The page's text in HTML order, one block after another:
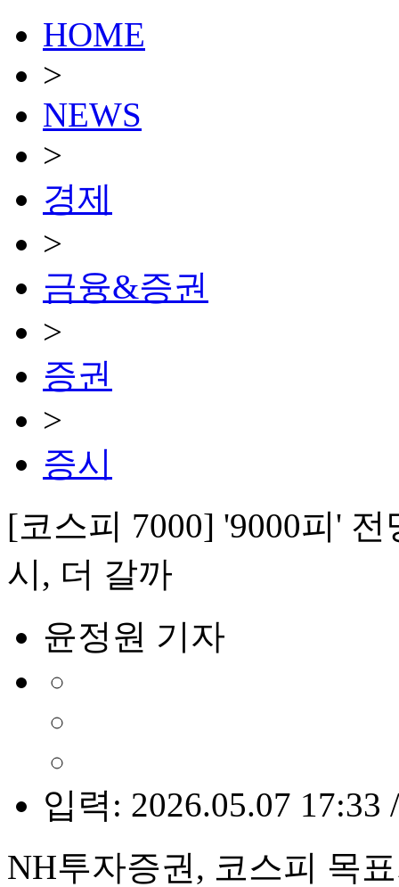
HOME
>
NEWS
>
경제
>
금융&증권
>
증권
>
증시
[코스피 7000] '9000피'
시, 더 갈까
윤정원 기자
입력: 2026.05.07 17:33
NH투자증권, 코스피 목